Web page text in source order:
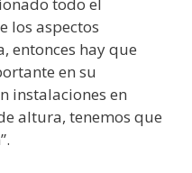
los aspectos
entonces hay que
en su
instalaciones en
altura, tenemos que